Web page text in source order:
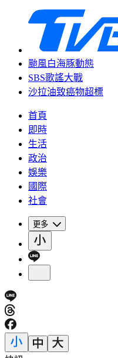
颱風白海豚動態
SBS歌謠大戰
沙拉油致癌物超標
首頁
即時
生活
政治
娛樂
國際
社會
更多